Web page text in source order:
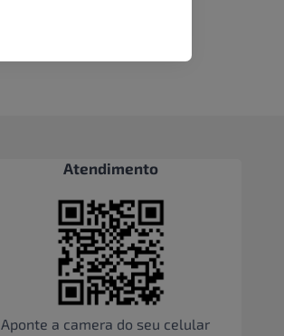
Atendimento
Aponte a camera do seu celular